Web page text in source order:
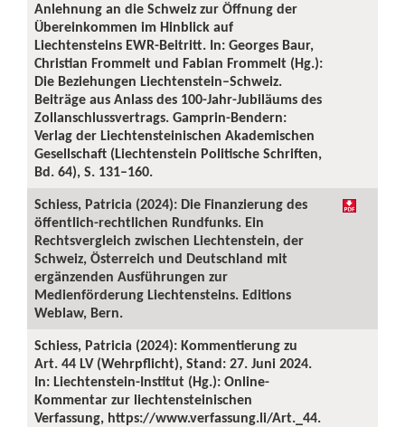
Anlehnung an die Schweiz zur Öffnung der
Übereinkommen im Hinblick auf
Liechtensteins EWR-Beitritt. In: Georges Baur,
Christian Frommelt und Fabian Frommelt (Hg.):
Die Beziehungen Liechtenstein–Schweiz.
Beiträge aus Anlass des 100-Jahr-Jubiläums des
Zollanschlussvertrags. Gamprin-Bendern:
Verlag der Liechtensteinischen Akademischen
Gesellschaft (Liechtenstein Politische Schriften,
Bd. 64), S. 131–160.
Schiess, Patricia (2024): Die Finanzierung des
öffentlich-rechtlichen Rundfunks. Ein
Rechtsvergleich zwischen Liechtenstein, der
Schweiz, Österreich und Deutschland mit
ergänzenden Ausführungen zur
Medienförderung Liechtensteins. Editions
Weblaw, Bern.
Schiess, Patricia (2024): Kommentierung zu
Art. 44 LV (Wehrpflicht), Stand: 27. Juni 2024.
In: Liechtenstein-Institut (Hg.): Online-
Kommentar zur liechtensteinischen
Verfassung, https://www.verfassung.li/Art._44.